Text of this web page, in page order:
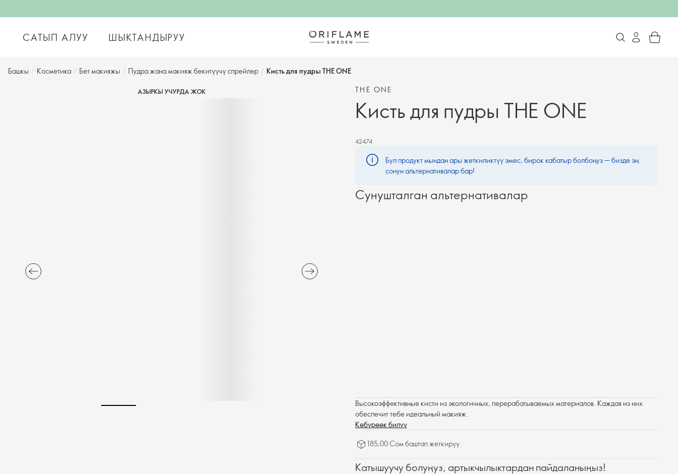
САТЫП АЛУУ ШЫКТАНДЫРУУ
Башкы / Косметика / Бет макияжы / Пудра жана макияж бекитүүчү спрейлер / Кисть для пудры THE ONE
АЗЫРКЫ УЧУРДА ЖОК THE ONE
Кисть для пудры THE ONE
42474
Бул продукт мындан ары жеткиликтүү эмес, бирок кабатыр болбоңуз — бизде эң
сонун альтернативалар бар!
Сунушталган альтернативалар
Высокоэффективные кисти из экологичных, перерабатываемых материалов. Каждая из них
обеспечит тебе идеальный макияж.
Көбүрөөк билүү
185,00 Сом баштап жеткирүү.
Катышуучу болуңуз, артыкчылыктардан пайдаланыңыз!